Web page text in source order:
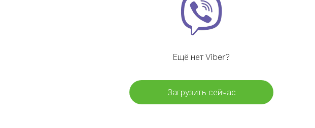
Ещё нет Viber?
Загрузить сейчас